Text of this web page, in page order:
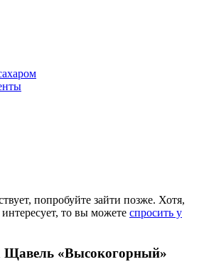
попробуйте зайти позже. Хотя,
то вы можете спросить у
Щавель «Высокогорный»